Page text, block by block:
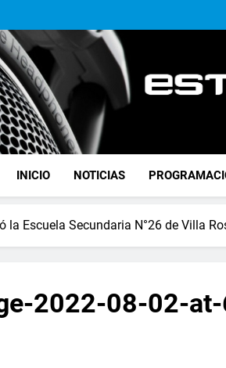
FM
INICIO NOTICIAS
la Escuela Secundaria N°26 de Villa
2022-08-02-